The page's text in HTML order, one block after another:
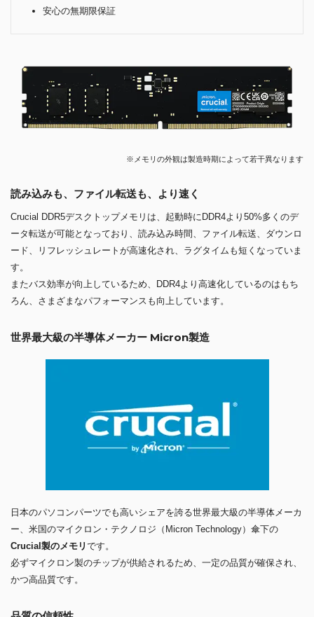
安心の無期限保証
※メモリの外観は製造時期によって若干異なります
読み込みも、ファイル転送も、より速く
Crucial DDR5デスクトップメモリは、起動時にDDR4より50%多くのデ
ータ転送が可能となっており、読み込み時間、ファイル転送、ダウンロ
ード、リフレッシュレートが高速化され、ラグタイムも短くなっていま
す。
またバス効率が向上しているため、DDR4より高速化しているのはもち
ろん、さまざまなパフォーマンスも向上しています。
世界最大級の半導体メーカー Micron製造
日本のパソコンパーツでも高いシェアを誇る世界最大級の半導体メーカ
ー、米国のマイクロン・テクノロジ（Micron Technology）傘下の
Crucial製のメモリです。
必ずマイクロン製のチップが供給されるため、一定の品質が確保され、
かつ高品質です。